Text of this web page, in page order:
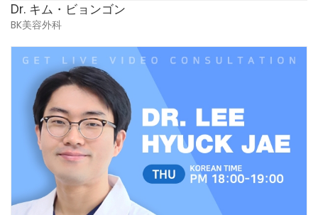
Dr. キム・ビョンゴン
BK美容外科